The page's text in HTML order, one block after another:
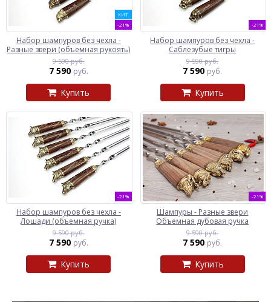
ХИТ
-21%
Набор шампуров без чехла -
Разные звери (объемная рукоять)
9 590 руб.
7 590 руб.
Купить
-21%
Набор шампуров без чехла -
Саблезубые тигры
9 590 руб.
7 590 руб.
Купить
-21%
Набор шампуров без чехла -
Лошади (объемная ручка)
9 590 руб.
7 590 руб.
Купить
-21%
Шампуры - Разные звери
Объемная дубовая ручка
9 590 руб.
7 590 руб.
Купить